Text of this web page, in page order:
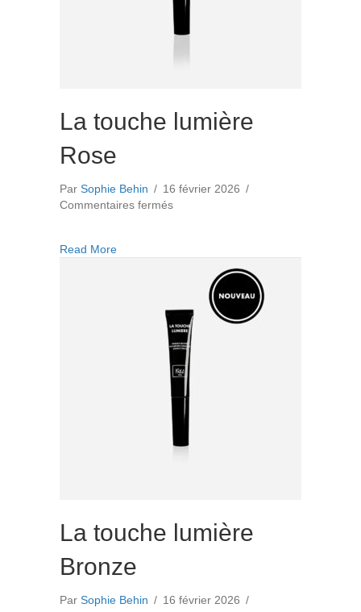
La touche lumière
Rose
Par Sophie Behin / 16 février 2026 /
Commentaires ferméssur
Read Moreabout La touche lumière Rose
La touche lumière
Bronze
Par Sophie Behin / 16 février 2026 /